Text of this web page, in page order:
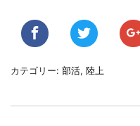
カテゴリー: 部活, 陸上